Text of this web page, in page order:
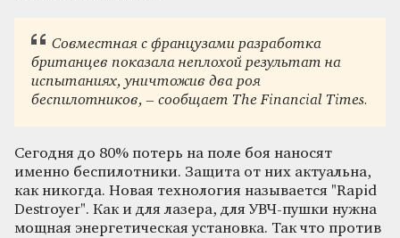
Совместная с французами разработка
британцев показала неплохой результат на
испытаниях, уничтожив два роя
беспилотников, – сообщает The Financial Times.
Сегодня до 80% потерь на поле боя наносят
именно беспилотники. Защита от них актуальна,
как никогда. Новая технология называется "Rapid
Destroyer". Как и для лазера, для УВЧ-пушки нужна
мощная энергетическая установка. Так что против